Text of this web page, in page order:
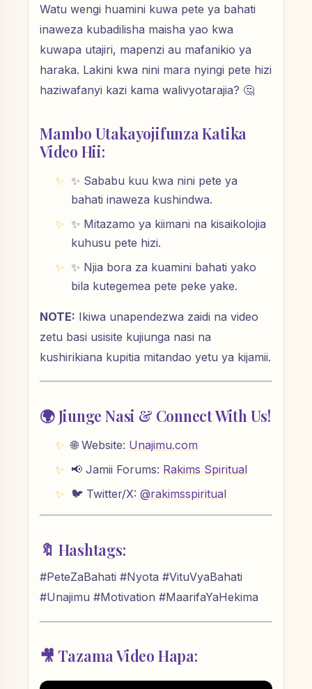
Watu wengi huamini kuwa pete ya bahati
inaweza kubadilisha maisha yao kwa
kuwapa utajiri, mapenzi au mafanikio ya
haraka. Lakini kwa nini mara nyingi pete hizi
haziwafanyi kazi kama walivyotarajia? 🤔
Mambo Utakayojifunza Katika
Video Hii:
✨ Sababu kuu kwa nini pete ya
bahati inaweza kushindwa.
✨ Mitazamo ya kiimani na kisaikolojia
kuhusu pete hizi.
✨ Njia bora za kuamini bahati yako
bila kutegemea pete peke yake.
NOTE: Ikiwa unapendezwa zaidi na video
zetu basi usisite kujiunga nasi na
kushirikiana kupitia mitandao yetu ya kijamii.
🌍 Jiunge Nasi & Connect With Us!
🌐 Website: Unajimu.com
📢 Jamii Forums: Rakims Spiritual
🐦 Twitter/X: @rakimsspiritual
🔖 Hashtags:
#PeteZaBahati #Nyota #VituVyaBahati
#Unajimu #Motivation #MaarifaYaHekima
🎥 Tazama Video Hapa: